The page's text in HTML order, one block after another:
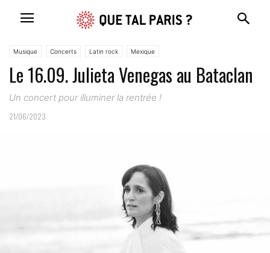
Musique Concerts Latin rock Mexique
Le 16.09. Julieta Venegas au Bataclan
Un concert pour illuminer la rentrée !
21/06/2023